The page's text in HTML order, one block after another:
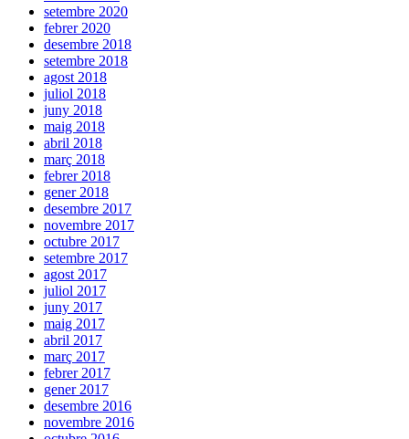
setembre 2020
febrer 2020
desembre 2018
setembre 2018
agost 2018
juliol 2018
juny 2018
maig 2018
abril 2018
març 2018
febrer 2018
gener 2018
desembre 2017
novembre 2017
octubre 2017
setembre 2017
agost 2017
juliol 2017
juny 2017
maig 2017
abril 2017
març 2017
febrer 2017
gener 2017
desembre 2016
novembre 2016